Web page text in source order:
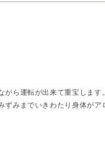
ら運転が出来て重宝します。
みまでいきわたり身体がア